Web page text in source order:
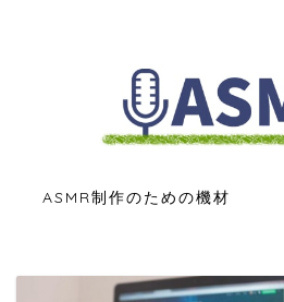
ASMR制作のための機材